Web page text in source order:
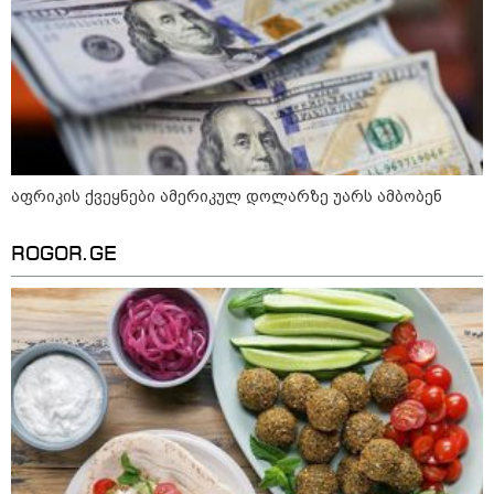
10:52 / 06-08-2026
ვაშინგტონს რაკეტების დეფიციტი აქვს? -
მედიის ცნობით, დონალდ ტრამპი პიტ
ჰეგსეთს დაუპირისპირდა: დეტალები
23:15 / 06-08-2026
“არ მინდა, ბაიდენივით
სცენიდან გადავარდეს“ -
აფრიკის ქვეყნები ამერიკულ დოლარზე უარს ამბობენ
ROGOR.GE